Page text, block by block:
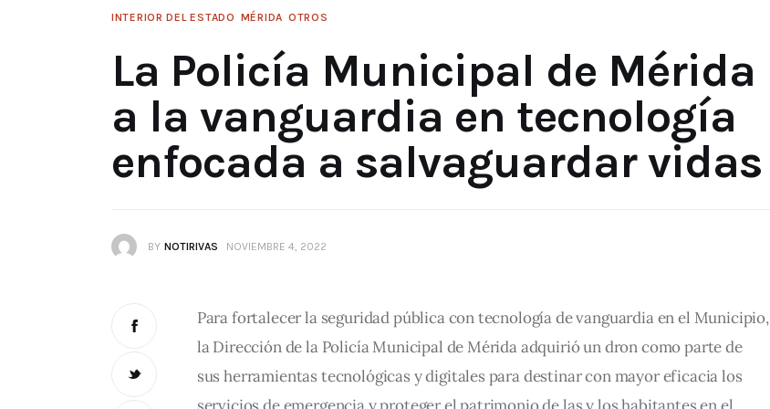
INTERIOR DEL ESTADO MÉRIDA OTROS
La Policía Municipal de Mérida
a la vanguardia en tecnología
enfocada a salvaguardar vidas
BY NOTIRIVAS NOVIEMBRE 4, 2022
Para fortalecer la seguridad pública con tecnología de vanguardia en el Municipio,
la Dirección de la Policía Municipal de Mérida adquirió un dron como parte de
sus herramientas tecnológicas y digitales para destinar con mayor eficacia los